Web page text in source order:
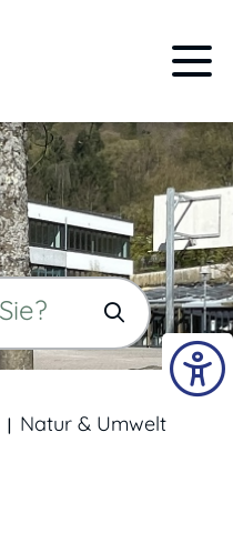
Natur & Umwelt